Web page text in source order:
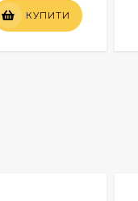
КУПИТИ